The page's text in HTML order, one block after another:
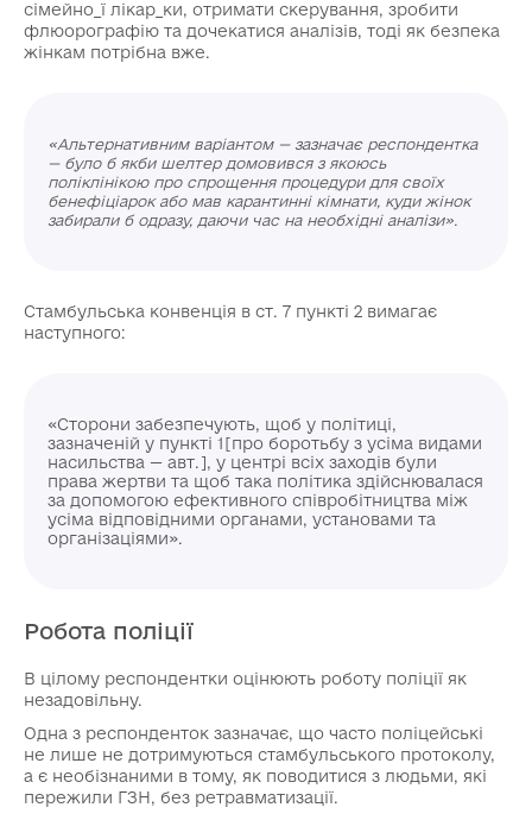
сімейно_ї лікар_ки, отримати скерування, зробити
флюорографію та дочекатися аналізів, тоді як безпека
жінкам потрібна вже.
«Альтернативним варіантом — зазначає респондентка
— було б якби шелтер домовився з якоюсь
поліклінікою про спрощення процедури для своїх
бенефіціарок або мав карантинні кімнати, куди жінок
забирали б одразу, даючи час на необхідні аналізи».
Стамбульська конвенція в ст. 7 пункті 2 вимагає
наступного:
«Сторони забезпечують, щоб у політиці,
зазначеній у пункті 1[про боротьбу з усіма видами
насильства — авт.], у центрі всіх заходів були
права жертви та щоб така політика здійснювалася
за допомогою ефективного співробітництва між
усіма відповідними органами, установами та
організаціями».
Робота поліції
В цілому респондентки оцінюють роботу поліції як
незадовільну.
Одна з респонденток зазначає, що часто поліцейські
не лише не дотримуються стамбульського протоколу,
а є необізнаними в тому, як поводитися з людьми, які
пережили ГЗН, без ретравматизації.